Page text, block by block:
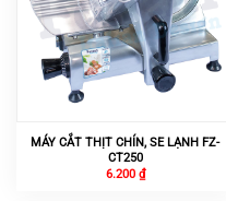
MÁY CẮT THỊT CHÍN, SE LẠNH FZ-
CT250
6.200 ₫